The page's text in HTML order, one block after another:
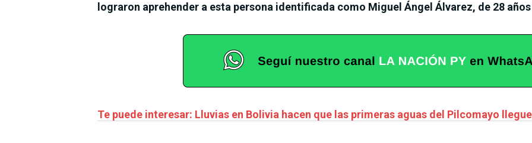
lograron aprehender a esta persona identificada como Miguel Ángel Álvarez, de 28
Te puede interesar: Lluvias en Bolivia hacen que las primeras aguas del Pilcomayo